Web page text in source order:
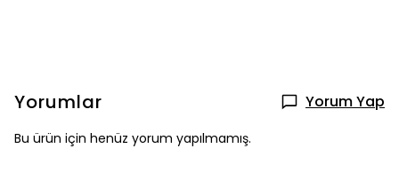
Yorumlar Yorum Yap
Bu ürün için henüz yorum yapılmamış.